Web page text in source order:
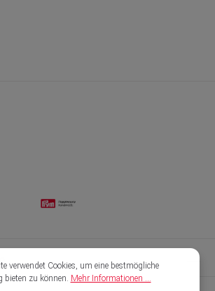
verwendet Cookies, um eine bestmögliche
bieten zu können. Mehr Informationen ...